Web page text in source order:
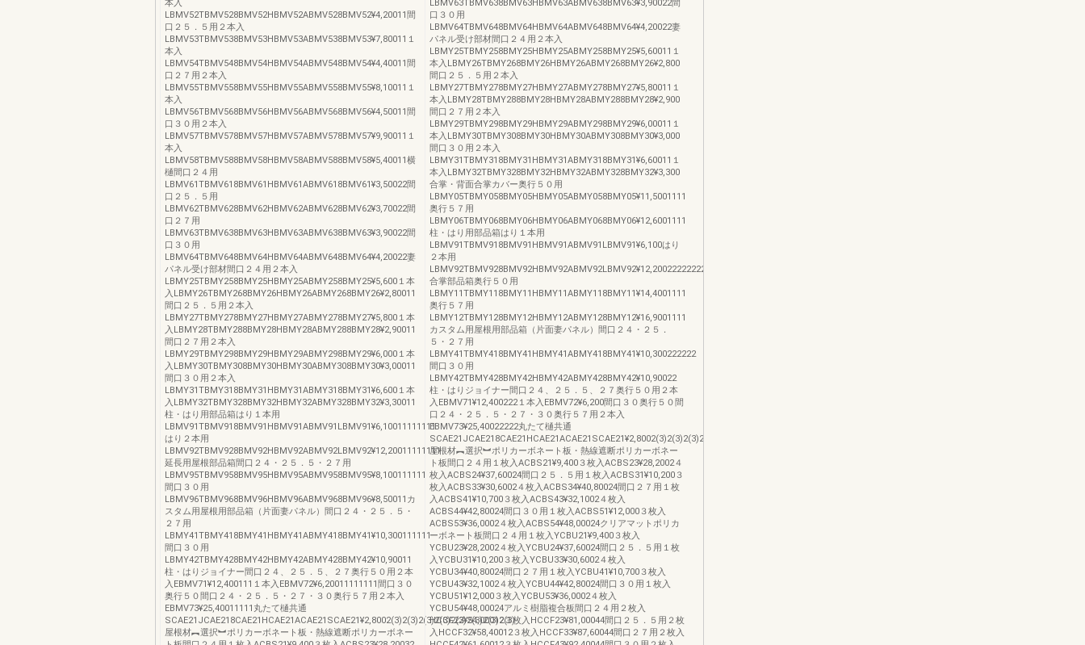
本入
LBMV52TBMV528BMV52HBMV52ABMV528BMV52¥4,20011間
口２５．５用２本入
LBMV53TBMV538BMV53HBMV53ABMV538BMV53¥7,80011１
本入
LBMV54TBMV548BMV54HBMV54ABMV548BMV54¥4,40011間
口２７用２本入
LBMV55TBMV558BMV55HBMV55ABMV558BMV55¥8,10011１
本入
LBMV56TBMV568BMV56HBMV56ABMV568BMV56¥4,50011間
口３０用２本入
LBMV57TBMV578BMV57HBMV57ABMV578BMV57¥9,90011１
本入
LBMV58TBMV588BMV58HBMV58ABMV588BMV58¥5,40011横
樋間口２４用
LBMV61TBMV618BMV61HBMV61ABMV618BMV61¥3,50022間
口２５．５用
LBMV62TBMV628BMV62HBMV62ABMV628BMV62¥3,70022間
口２７用
LBMV63TBMV638BMV63HBMV63ABMV638BMV63¥3,90022間
口３０用
LBMV64TBMV648BMV64HBMV64ABMV648BMV64¥4,20022妻
パネル受け部材間口２４用２本入
LBMY25TBMY258BMY25HBMY25ABMY258BMY25¥5,600１本
入LBMY26TBMY268BMY26HBMY26ABMY268BMY26¥2,80011
間口２５．５用２本入
LBMY27TBMY278BMY27HBMY27ABMY278BMY27¥5,800１本
入LBMY28TBMY288BMY28HBMY28ABMY288BMY28¥2,90011
間口２７用２本入
LBMY29TBMY298BMY29HBMY29ABMY298BMY29¥6,000１本
入LBMY30TBMY308BMY30HBMY30ABMY308BMY30¥3,00011
間口３０用２本入
LBMY31TBMY318BMY31HBMY31ABMY318BMY31¥6,600１本
入LBMY32TBMY328BMY32HBMY32ABMY328BMY32¥3,30011
柱・はり用部品箱はり１本用
LBMV91TBMV918BMV91HBMV91ABMV91LBMV91¥6,10011111111
はり２本用
LBMV92TBMV928BMV92HBMV92ABMV92LBMV92¥12,20011111111
延長用屋根部品箱間口２４・２５．５・２７用
LBMV95TBMV958BMV95HBMV95ABMV958BMV95¥8,100111111
間口３０用
LBMV96TBMV968BMV96HBMV96ABMV968BMV96¥8,50011カ
スタム用屋根用部品箱（片面妻パネル）間口２４・２５．５・
２７用
LBMY41TBMY418BMY41HBMY41ABMY418BMY41¥10,300111111
間口３０用
LBMY42TBMY428BMY42HBMY42ABMY428BMY42¥10,90011
柱・はりジョイナー間口２４、２５．５、２７奥行５０用２本
入EBMV71¥12,400111１本入EBMV72¥6,20011111111間口３０
奥行５０間口２４・２５．５・２７・３０奥行５７用２本入
EBMV73¥25,40011111丸たて樋共通
SCAE21JCAE218CAE21HCAE21ACAE21SCAE21¥2,8002(3)2(3)2(3)2(3)2(3)2(3)2(3)2(3)
屋根材︻選択︼ポリカーボネート板・熱線遮断ポリカーボネー
LBMV63TBMV638BMV63HBMV63ABMV638BMV63¥3,90022間
口３０用
LBMV64TBMV648BMV64HBMV64ABMV648BMV64¥4,20022妻
パネル受け部材間口２４用２本入
LBMY25TBMY258BMY25HBMY25ABMY258BMY25¥5,60011１
本入LBMY26TBMY268BMY26HBMY26ABMY268BMY26¥2,800
間口２５．５用２本入
LBMY27TBMY278BMY27HBMY27ABMY278BMY27¥5,80011１
本入LBMY28TBMY288BMY28HBMY28ABMY288BMY28¥2,900
間口２７用２本入
LBMY29TBMY298BMY29HBMY29ABMY298BMY29¥6,00011１
本入LBMY30TBMY308BMY30HBMY30ABMY308BMY30¥3,000
間口３０用２本入
LBMY31TBMY318BMY31HBMY31ABMY318BMY31¥6,60011１
本入LBMY32TBMY328BMY32HBMY32ABMY328BMY32¥3,300
合掌・背面合掌カバー奥行５０用
LBMY05TBMY058BMY05HBMY05ABMY058BMY05¥11,5001111
奥行５７用
LBMY06TBMY068BMY06HBMY06ABMY068BMY06¥12,6001111
柱・はり用部品箱はり１本用
LBMV91TBMV918BMV91HBMV91ABMV91LBMV91¥6,100はり
２本用
LBMV92TBMV928BMV92HBMV92ABMV92LBMV92¥12,20022222222
合掌部品箱奥行５０用
LBMY11TBMY118BMY11HBMY11ABMY118BMY11¥14,4001111
奥行５７用
LBMY12TBMY128BMY12HBMY12ABMY128BMY12¥16,9001111
カスタム用屋根用部品箱（片面妻パネル）間口２４・２５．
５・２７用
LBMY41TBMY418BMY41HBMY41ABMY418BMY41¥10,300222222
間口３０用
LBMY42TBMY428BMY42HBMY42ABMY428BMY42¥10,90022
柱・はりジョイナー間口２４、２５．５、２７奥行５０用２本
入EBMV71¥12,400222１本入EBMV72¥6,200間口３０奥行５０間
口２４・２５．５・２７・３０奥行５７用２本入
EBMV73¥25,40022222丸たて樋共通
SCAE21JCAE218CAE21HCAE21ACAE21SCAE21¥2,8002(3)2(3)2(3)2(3)2(3)2(3)2(3)2(3)
屋根材︻選択︼ポリカーボネート板・熱線遮断ポリカーボネー
ト板間口２４用１枚入ACBS21¥9,400３枚入ACBS23¥28,2002４
枚入ACBS24¥37,60024間口２５．５用１枚入ACBS31¥10,200３
枚入ACBS33¥30,6002４枚入ACBS34¥40,80024間口２７用１枚
入ACBS41¥10,700３枚入ACBS43¥32,1002４枚入
ACBS44¥42,80024間口３０用１枚入ACBS51¥12,000３枚入
ACBS53¥36,0002４枚入ACBS54¥48,00024クリアマットポリカ
ーボネート板間口２４用１枚入YCBU21¥9,400３枚入
YCBU23¥28,2002４枚入YCBU24¥37,60024間口２５．５用１枚
入YCBU31¥10,200３枚入YCBU33¥30,6002４枚入
YCBU34¥40,80024間口２７用１枚入YCBU41¥10,700３枚入
YCBU43¥32,1002４枚入YCBU44¥42,80024間口３０用１枚入
YCBU51¥12,000３枚入YCBU53¥36,0002４枚入
YCBU54¥48,00024アルミ樹脂複合板間口２４用２枚入
HCCF22¥54,00012３枚入HCCF23¥81,00044間口２５．５用２枚
入HCCF32¥58,40012３枚入HCCF33¥87,60044間口２７用２枚入